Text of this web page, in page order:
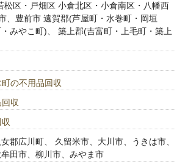
松区・戸畑区 小倉北区・小倉南区・八幡西
、豊前市 遠賀郡(芦屋町・水巻町・岡垣
みやこ町)、 築上郡(吉富町・上毛町・築上
の不用品回収
収
郡広川町、 久留米市、大川市、うきは市、
田市、柳川市、みやま市